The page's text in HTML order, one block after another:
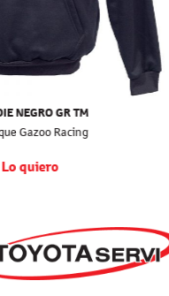
GORRA NEGRA GR FLEX
Boutique Gazoo Racing